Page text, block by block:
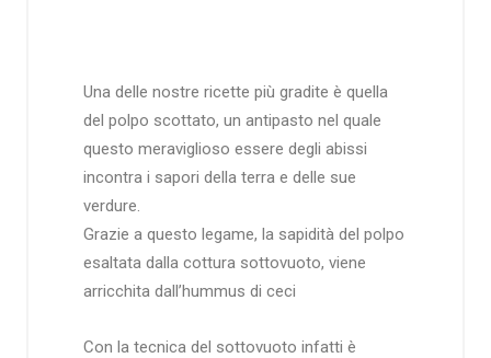
Una delle nostre ricette più gradite è quella
del polpo scottato, un antipasto nel quale
questo meraviglioso essere degli abissi
incontra i sapori della terra e delle sue
verdure.
Grazie a questo legame, la sapidità del polpo
esaltata dalla cottura sottovuoto, viene
arricchita dall’hummus di ceci
Con la tecnica del sottovuoto infatti è